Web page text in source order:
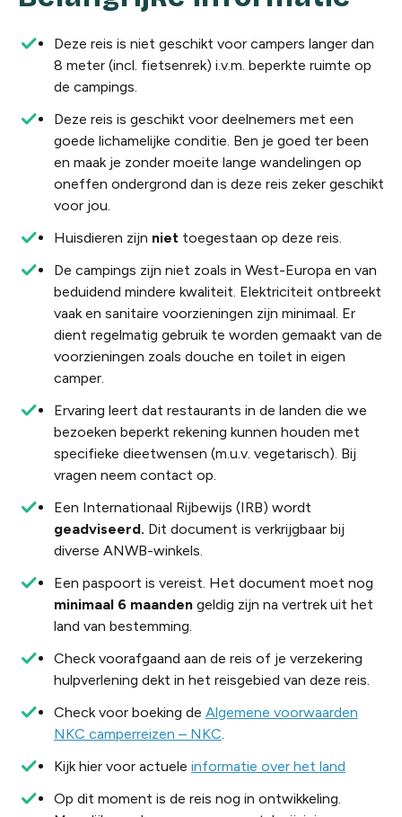
Deze reis is niet geschikt voor campers langer dan
8 meter (incl. fietsenrek) i.v.m. beperkte ruimte op
de campings.
Deze reis is geschikt voor deelnemers met een
goede lichamelijke conditie. Ben je goed ter been
en maak je zonder moeite lange wandelingen op
oneffen ondergrond dan is deze reis zeker geschikt
voor jou.
Huisdieren zijn niet toegestaan op deze reis.
De campings zijn niet zoals in West-Europa en van
beduidend mindere kwaliteit. Elektriciteit ontbreekt
vaak en sanitaire voorzieningen zijn minimaal. Er
dient regelmatig gebruik te worden gemaakt van de
voorzieningen zoals douche en toilet in eigen
camper.
Ervaring leert dat restaurants in de landen die we
bezoeken beperkt rekening kunnen houden met
specifieke dieetwensen (m.u.v. vegetarisch). Bij
vragen neem contact op.
Een Internationaal Rijbewijs (IRB) wordt
geadviseerd. Dit document is verkrijgbaar bij
diverse ANWB-winkels.
Een paspoort is vereist. Het document moet nog
minimaal 6 maanden geldig zijn na vertrek uit het
land van bestemming.
Check voorafgaand aan de reis of je verzekering
hulpverlening dekt in het reisgebied van deze reis.
Check voor boeking de Algemene voorwaarden
NKC camperreizen – NKC.
Kijk hier voor actuele informatie over het land
Op dit moment is de reis nog in ontwikkeling.